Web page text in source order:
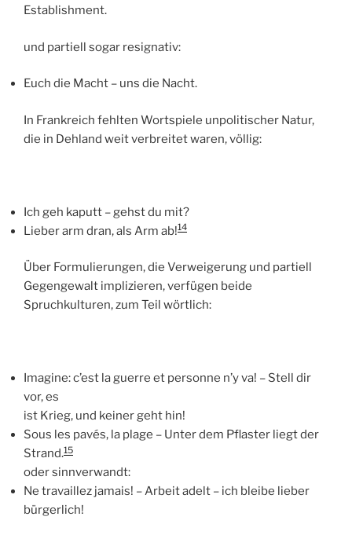
Establishment.
und partiell sogar resignativ:
Euch die Macht – uns die Nacht.
In Frankreich fehlten Wortspiele unpolitischer Natur,
die in Dehland weit verbreitet waren, völlig:
Ich geh kaputt – gehst du mit?
Lieber arm dran, als Arm ab!14
Über Formulierungen, die Verweigerung und partiell
Gegengewalt implizieren, verfügen beide
Spruchkulturen, zum Teil wörtlich:
Imagine: c’est la guerre et personne n’y va! – Stell dir
vor, es
ist Krieg, und keiner geht hin!
Sous les pavés, la plage – Unter dem Pflaster liegt der
Strand.15
oder sinnverwandt:
Ne travaillez jamais! – Arbeit adelt – ich bleibe lieber
bürgerlich!